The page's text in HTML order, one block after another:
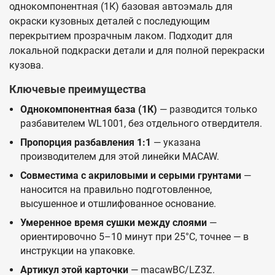
однокомпонентная (1К) базовая автоэмаль для
окраски кузовных деталей с последующим
перекрытием прозрачным лаком. Подходит для
локальной подкраски детали и для полной перекраски
кузова.
Ключевые преимущества
Однокомпонентная база (1К) — разводится только
разбавителем WL1001, без отдельного отвердителя.
Пропорция разбавления 1:1 — указана
производителем для этой линейки MACAW.
Совместима с акриловыми и серыми грунтами —
наносится на правильно подготовленное,
высушенное и отшлифованное основание.
Умеренное время сушки между слоями —
ориентировочно 5–10 минут при 25°C, точнее — в
инструкции на упаковке.
Артикул этой карточки — macawBC/LZ3Z.